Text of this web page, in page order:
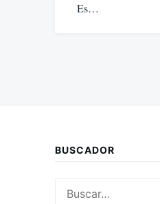
Es…
BUSCADOR